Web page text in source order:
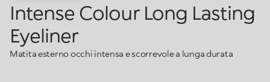
Intense Colour Long Lasting
Eyeliner
Matita esterno occhi intensa e scorrevole a lunga durata